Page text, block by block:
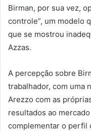
Birman, por sua vez,
controle”, um modelo
que se mostrou
Azzas.
A percepção sobre
trabalhador, com uma
Arezzo com as
resultados ao
complementar o perfil